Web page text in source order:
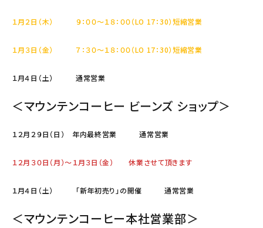
１月２日（木） ９：００～１８：００（LO 17：30）短縮営業
１月３日（金） ７：３０～１８：００（LO 17：30）短縮営業
１月４日（土） 通常営業
＜マウンテンコーヒー ビーンズ ショップ＞
１２月２９日（日） 年内最終営業 通常営業
１２月３０日（月）～１月３日（金） 休業させて頂きます
１月４日（土） 「新年初売り」の開催 通常営業
＜マウンテンコーヒー本社営業部＞